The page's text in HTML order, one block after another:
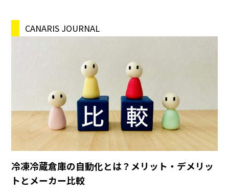
CANARIS JOURNAL
冷凍冷蔵倉庫の自動化とは？メリット・デメリッ
トとメーカー比較